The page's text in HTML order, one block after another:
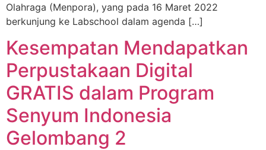
Olahraga (Menpora), yang pada 16 Maret 2022
berkunjung ke Labschool dalam agenda […]
Kesempatan Mendapatkan
Perpustakaan Digital
GRATIS dalam Program
Senyum Indonesia
Gelombang 2